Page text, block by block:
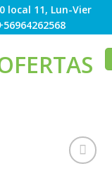
local 11, Lun-Vier